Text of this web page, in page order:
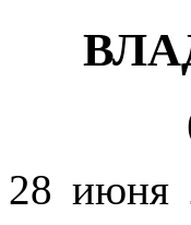
28 июня